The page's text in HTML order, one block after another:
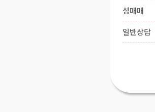
성매매
일반상담